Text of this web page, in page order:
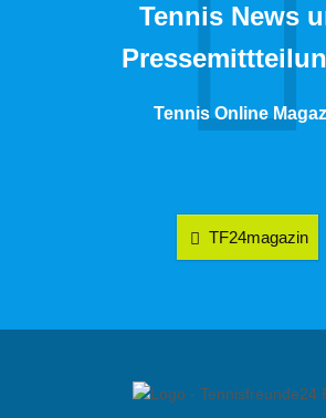
Tennis News
Tennis Online
TF24magazin